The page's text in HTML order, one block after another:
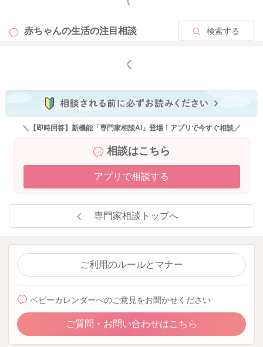
赤ちゃんの生活の注目相談 検索する
もっと見る
＼【即時回答】新機能「専門家相談AI」登場！アプリで今すぐ相談／
相談はこちら
アプリで相談する
専門家相談トップへ
ご利用のルールとマナー
ベビーカレンダーへのご意見をお聞かせください
ご質問・お問い合わせはこちら